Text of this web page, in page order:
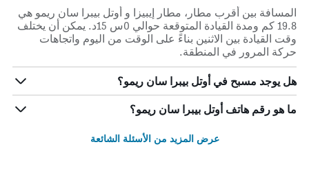
المسافة بين أقرب مطار، مطار إيبيزا و أوتل بيبرا سان ريمو هي
19.8 كم ومدة القيادة المتوقعة حوالي 0س 15د. يمكن أن يختلف
وقت القيادة بين الاثنين بناءً على الوقت من اليوم واتجاهات
حركة المرور في المنطقة.
هل يوجد مسبح في أوتل بيبرا سان ريمو؟
ما هو رقم هاتف أوتل بيبرا سان ريمو؟
عرض المزيد من الأسئلة الشائعة